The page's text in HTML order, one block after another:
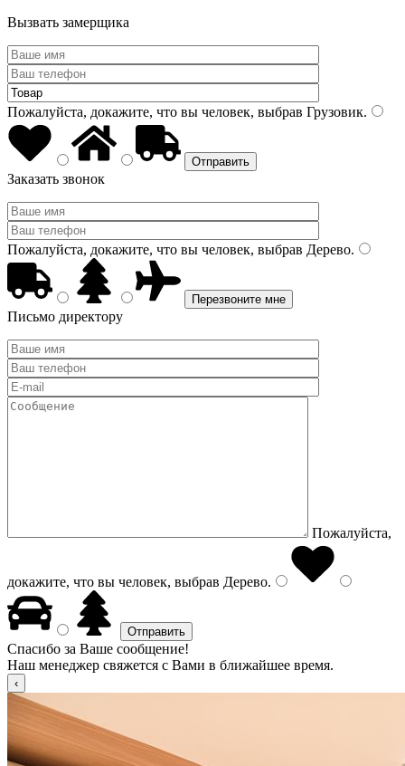
Вызвать замерщика
Пожалуйста, докажите, что вы человек, выбрав Грузовик.
Заказать звонок
Пожалуйста, докажите, что вы человек, выбрав Дерево.
Письмо директору
Пожалуйста,
докажите, что вы человек, выбрав Дерево.
Спасибо за Ваше сообщение!
Наш менеджер свяжется с Вами в ближайшее время.